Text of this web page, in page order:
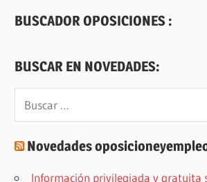
BUSCADOR OPOSICIONES :
BUSCAR EN NOVEDADES:
Buscar:
Novedades
Información privilegiada y gratuita